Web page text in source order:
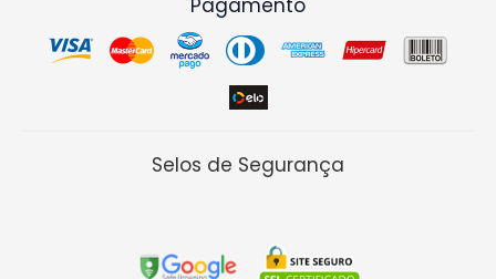
Selos de Segurança